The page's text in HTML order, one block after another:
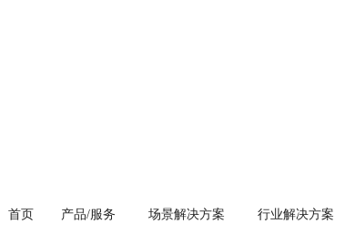
首页 产品/服务 场景解决方案 行业解决方案